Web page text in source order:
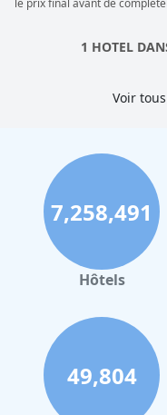
séjourner auDolphin
ajoute au plaisir et à la
le prix final avant de
1 HOTEL
Voir
7,258,491
Hôtels
49,804